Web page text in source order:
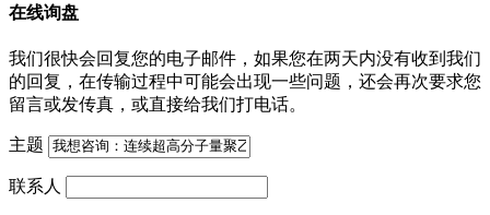
在线询盘
我们很快会回复您的电子邮件，如果您在两天内没有收到我们
的回复，在传输过程中可能会出现一些问题，还会再次要求您
留言或发传真，或直接给我们打电话。
主题
联系人